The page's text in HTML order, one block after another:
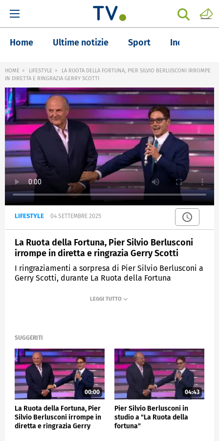
Home Ultime notizie Sport Inchieste
HOME LIFESTYLE
LA RUOTA DELLA FORTUNA, PIER SILVIO BERLUSCONI IRROMPE
IN DIRETTA E RINGRAZIA GERRY SCOTTI
LIFESTYLE 04 SETTEMBRE 2025
La Ruota della Fortuna, Pier Silvio Berlusconi
irrompe in diretta e ringrazia Gerry Scotti
I ringraziamenti a sorpresa di Pier Silvio Berlusconi a
Gerry Scotti, durante La Ruota della Fortuna
SUGGERITI
00:00
La Ruota della Fortuna, Pier
Silvio Berlusconi irrompe in
diretta e ringrazia Gerry
04:43
Pier Silvio Berlusconi in
studio a "La Ruota della
fortuna"